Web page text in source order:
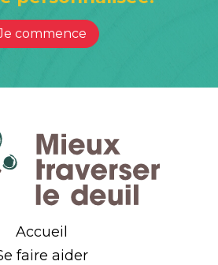
commence
Accueil
faire aider